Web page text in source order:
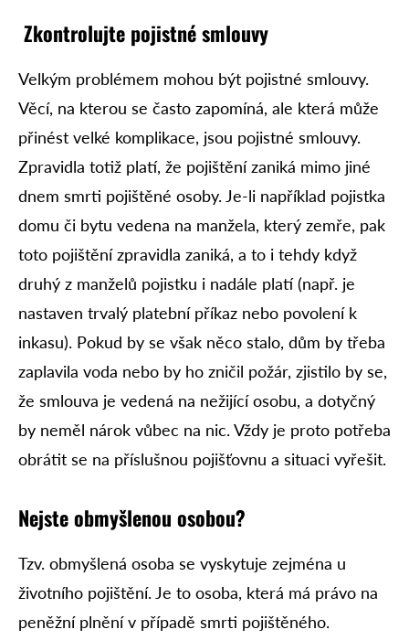
Zkontrolujte pojistné smlouvy
Velkým problémem mohou být pojistné smlouvy.
Věcí, na kterou se často zapomíná, ale která může
přinést velké komplikace, jsou pojistné smlouvy.
Zpravidla totiž platí, že pojištění zaniká mimo jiné
dnem smrti pojištěné osoby. Je-li například pojistka
domu či bytu vedena na manžela, který zemře, pak
toto pojištění zpravidla zaniká, a to i tehdy když
druhý z manželů pojistku i nadále platí (např. je
nastaven trvalý platební příkaz nebo povolení k
inkasu). Pokud by se však něco stalo, dům by třeba
zaplavila voda nebo by ho zničil požár, zjistilo by se,
že smlouva je vedená na nežijící osobu, a dotyčný
by neměl nárok vůbec na nic. Vždy je proto potřeba
obrátit se na příslušnou pojišťovnu a situaci vyřešit.
Nejste obmyšlenou osobou?
Tzv. obmyšlená osoba se vyskytuje zejména u
životního pojištění. Je to osoba, která má právo na
peněžní plnění v případě smrti pojištěného.